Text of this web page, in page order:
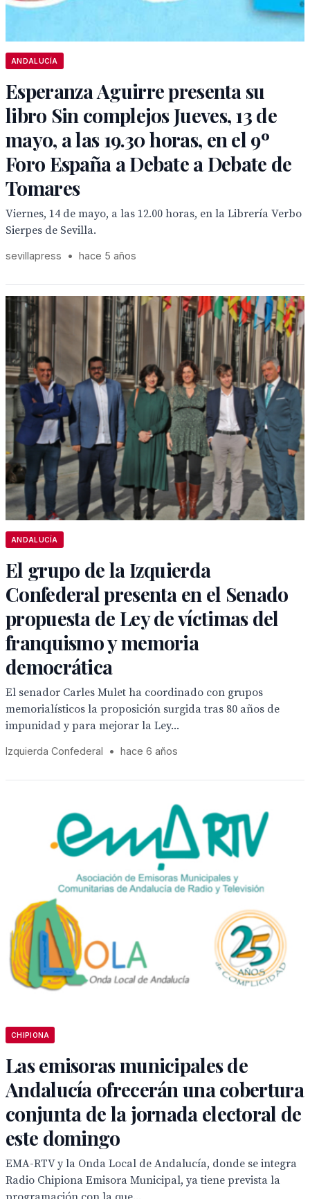
ANDALUCÍA
Esperanza Aguirre presenta su
libro Sin complejos Jueves, 13 de
mayo, a las 19.30 horas, en el 9º
Foro España a Debate a Debate de
Tomares
Viernes, 14 de mayo, a las 12.00 horas, en la Librería Verbo
Sierpes de Sevilla.
sevillapress • hace 5 años
ANDALUCÍA
El grupo de la Izquierda
Confederal presenta en el Senado
propuesta de Ley de víctimas del
franquismo y memoria
democrática
El senador Carles Mulet ha coordinado con grupos
memorialísticos la proposición surgida tras 80 años de
impunidad y para mejorar la Ley...
Izquierda Confederal • hace 6 años
CHIPIONA
Las emisoras municipales de
Andalucía ofrecerán una cobertura
conjunta de la jornada electoral de
este domingo
EMA-RTV y la Onda Local de Andalucía, donde se integra
Radio Chipiona Emisora Municipal, ya tiene prevista la